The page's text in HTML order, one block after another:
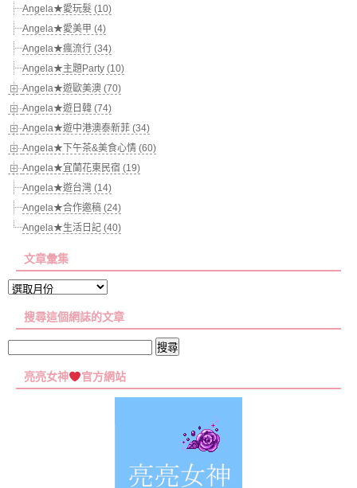
Angela★愛玩髮 (10)
Angela★愛美甲 (4)
Angela★瘋流行 (34)
Angela★主題Party (10)
Angela★遊歐美澳 (70)
Angela★遊日韓 (74)
Angela★遊中港澳泰新菲 (34)
Angela★下午茶&美食心情 (60)
Angela★宜蘭花東民宿 (19)
Angela★遊台灣 (14)
Angela★合作邀稿 (24)
Angela★生活日記 (40)
文章彙集
文
彙
搜尋這個網誌的文章
關
亮亮女神 官方網站